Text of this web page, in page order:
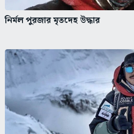
নির্মল পুরজার মৃতদেহ উদ্ধার